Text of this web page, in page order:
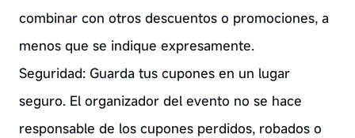
combinar con otros descuentos o promociones, a
menos que se indique expresamente.
Seguridad: Guarda tus cupones en un lugar
seguro. El organizador del evento no se hace
responsable de los cupones perdidos, robados o